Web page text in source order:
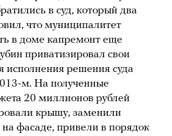
в суд, который два
что муниципалитет
в доме капремонт еще
приватизировал свои
исполнения решения суда
м. На полученные
20 миллионов рублей
крышу, заменили
фасаде, привели в порядок